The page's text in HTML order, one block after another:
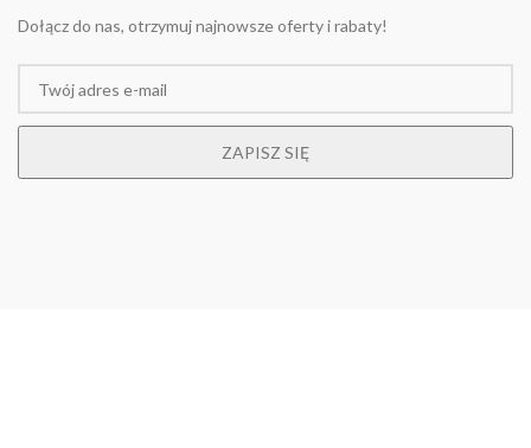
Dołącz do nas, otrzymuj najnowsze oferty i rabaty!